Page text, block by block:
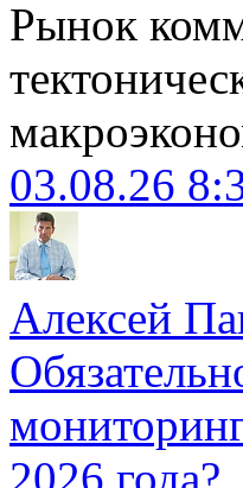
Рынок
03.08.26
Алексей
2026 года?